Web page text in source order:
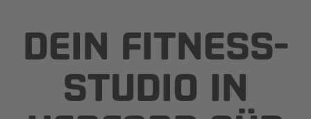
DEIN FITNESS­
STUDIO IN